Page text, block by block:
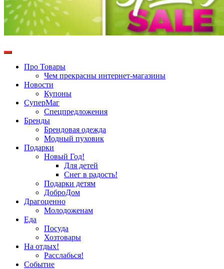
Про Товары
Чем прекрасны интернет-магазины
Новости
Купоны
СуперМаг
Спецпредложения
Бренды
Брендовая одежда
Модный пуховик
Подарки
Новый Год!
Для детей
Снег в радость!
Подарки детям
ДоброДом
Драгоценно
Молодоженам
Еда
Посуда
Хозтовары
На отдых!
Расслабься!
Событие